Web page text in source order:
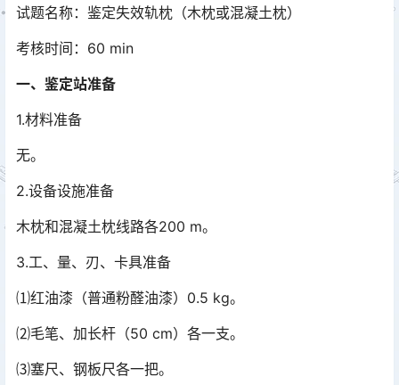
试题名称：鉴定失效轨枕（木枕或混凝土枕）
考核时间：60 min
一、鉴定站准备
1.材料准备
无。
2.设备设施准备
木枕和混凝土枕线路各200 m。
3.工、量、刃、卡具准备
⑴红油漆（普通粉醛油漆）0.5 kg。
⑵毛笔、加长杆（50 cm）各一支。
⑶塞尺、钢板尺各一把。